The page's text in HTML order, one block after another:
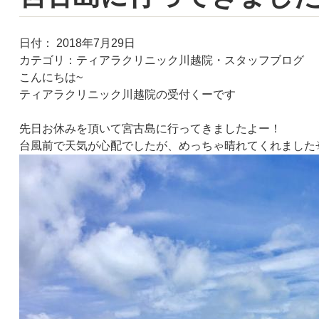
日付：
2018年7月29日
カテゴリ： ティアラクリニック川越院・スタッフブログ
こんにちは~
ティアラクリニック川越院の受付くーです
先日お休みを頂いて宮古島に行ってきましたよー！
台風前で天気が心配でしたが、めっちゃ晴れてくれまし